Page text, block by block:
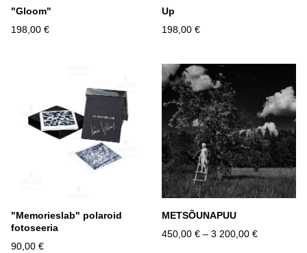
"Gloom"
198,00 €
Up
198,00 €
"Memorieslab" polaroid
fotoseeria
90,00 €
METSÕUNAPUU
450,00 € – 3 200,00 €